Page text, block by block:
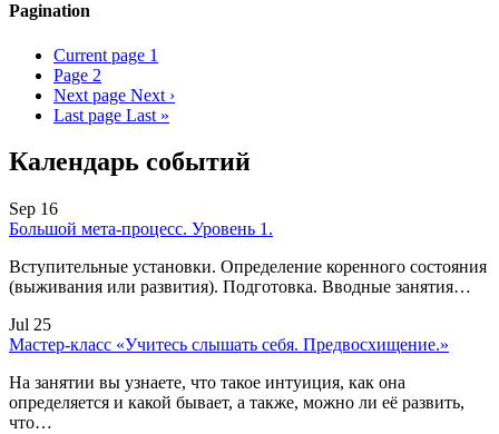
Pagination
Current page 1
Page 2
Next page Next ›
Last page Last »
Календарь событий
Sep 16
Большой мета-процесс. Уровень 1.
Вступительные установки. Определение коренного состояния
(выживания или развития). Подготовка. Вводные занятия…
Jul 25
Мастер-класс «Учитесь слышать себя. Предвосхищение.»
На занятии вы узнаете, что такое интуиция, как она
определяется и какой бывает, а также, можно ли её развить,
что…